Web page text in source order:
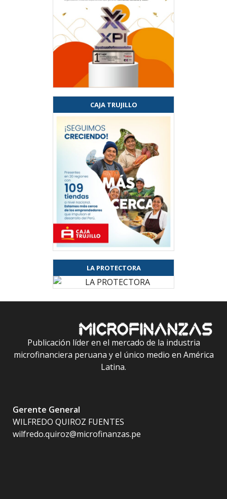
CAJA TRUJILLO
LA PROTECTORA
Publicación líder en el mercado de la industria
microfinanciera peruana y el único medio en América
Latina.
Gerente General
WILFREDO QUIROZ FUENTES
wilfredo.quiroz@microfinanzas.pe